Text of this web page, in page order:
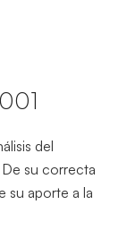
del
su correcta
su aporte a la